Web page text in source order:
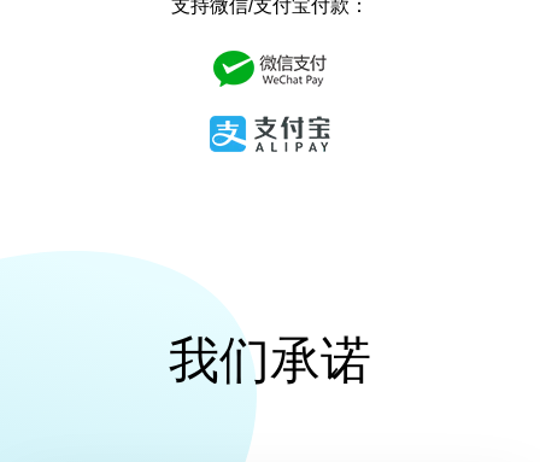
支持微信/支付宝付款：
我们承诺